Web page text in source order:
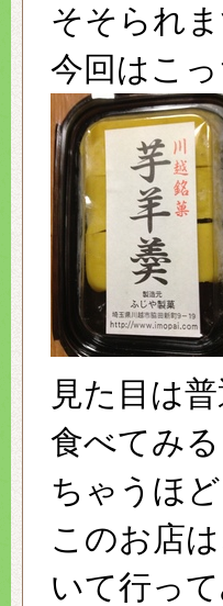
そそられま
今回はこっ
見た目は
食べてみ
ちゃうほ
このお店
いて行っ